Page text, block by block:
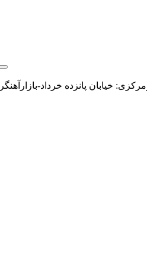
خیابان پانزده خرداد-